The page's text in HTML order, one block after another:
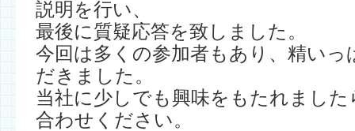
説明を行い、
最後に質疑応答を致しました。
今回は多くの参加者もあり、精い
だきました。
当社に少しでも興味をもたれまし
合わせください。